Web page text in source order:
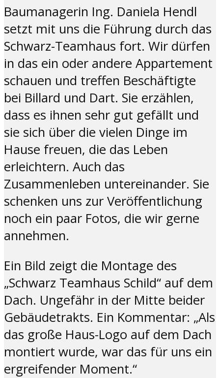
Baumanagerin Ing. Daniela Hendl
setzt mit uns die Führung durch das
Schwarz-Teamhaus fort. Wir dürfen
in das ein oder andere Appartement
schauen und treffen Beschäftigte
bei Billard und Dart. Sie erzählen,
dass es ihnen sehr gut gefällt und
sie sich über die vielen Dinge im
Hause freuen, die das Leben
erleichtern. Auch das
Zusammenleben untereinander. Sie
schenken uns zur Veröffentlichung
noch ein paar Fotos, die wir gerne
annehmen.
Ein Bild zeigt die Montage des
„Schwarz Teamhaus Schild“ auf dem
Dach. Ungefähr in der Mitte beider
Gebäudetrakts. Ein Kommentar: „Als
das große Haus-Logo auf dem Dach
montiert wurde, war das für uns ein
ergreifender Moment.“